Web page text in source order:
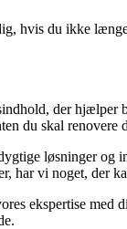
hvis du ikke
der hjælper
du skal
løsninger
har vi noget, der
ekspertise med